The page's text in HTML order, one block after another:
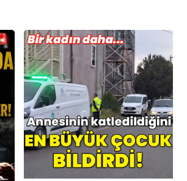
Köşe Yazıları
ŞEHİT SİNAN ATEŞ
DOSYASI: SUSARSAK
VİCDAN ÖLÜR